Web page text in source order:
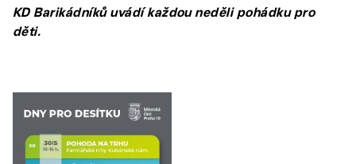
KD Barikádníků uvádí každou neděli pohádku pro
děti.